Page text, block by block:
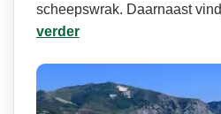
scheepswrak. Daarnaast
verder